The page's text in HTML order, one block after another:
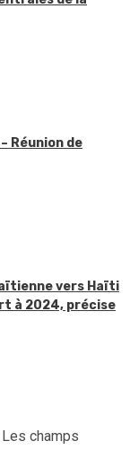
Réunion de
vers Haïti
à 2024, précise
Les champs